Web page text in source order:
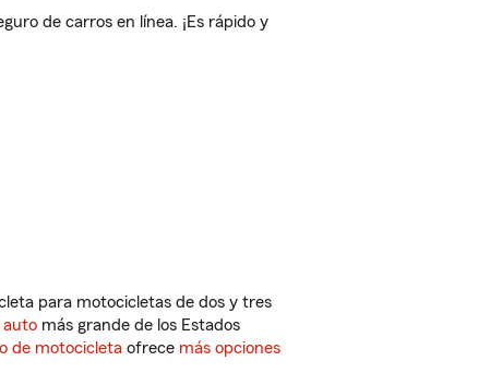
de carros en línea. ¡Es rápido y
para motocicletas de dos y tres
auto más grande de los Estados
de motocicleta ofrece más opciones